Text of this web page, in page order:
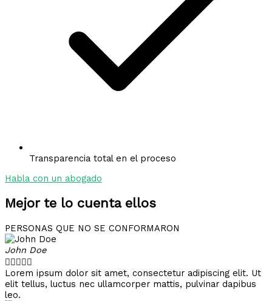
Transparencia total en el proceso
Habla con un abogado
Mejor te lo cuenta ellos
PERSONAS QUE NO SE CONFORMARON
John Doe

Lorem ipsum dolor sit amet, consectetur adipiscing elit. Ut
elit tellus, luctus nec ullamcorper mattis, pulvinar dapibus
leo.